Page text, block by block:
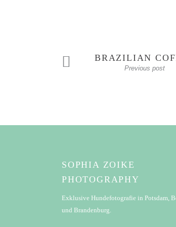
BRAZILIAN
Previous post
SOPHIA ZOIKE
PHOTOGRAPHY
Exklusive Hundefotografie in Potsdam,
und Brandenburg.